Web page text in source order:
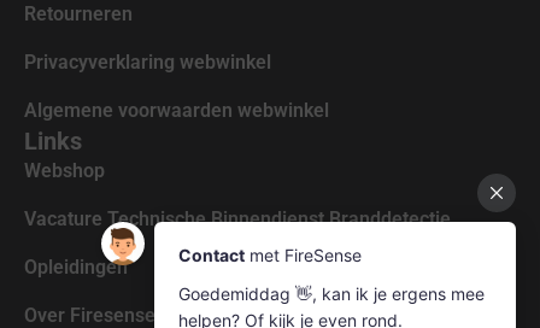
Retourneren
Privacyverklaring webwinkel
Algemene voorwaarden webwinkel
Links
Webshop
Vacature Technische Binnendienst Branddetectie
Opleidingen
Over Firesense